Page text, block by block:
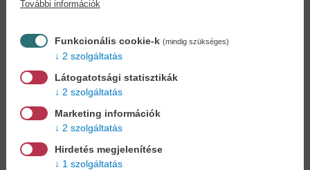
könyve beszerzését!Könyvkereső-szolgálat
Otthonában, kényelmesen
könyvet - tumultus nélkül!
Kedvezmények, nyereményjátékok,
Ön is!
További információk
Funkcionális cookie-k (mindig szükséges)
2 szolgáltatás
Látogatotsági statisztikák
2 szolgáltatás
Marketing információk
2 szolgáltatás
Hirdetés megjelenítése
1 szolgáltatás